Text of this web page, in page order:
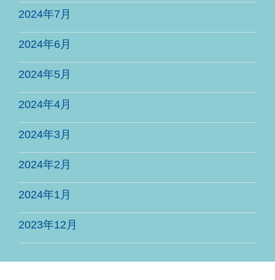
2024年7月
2024年6月
2024年5月
2024年4月
2024年3月
2024年2月
2024年1月
2023年12月